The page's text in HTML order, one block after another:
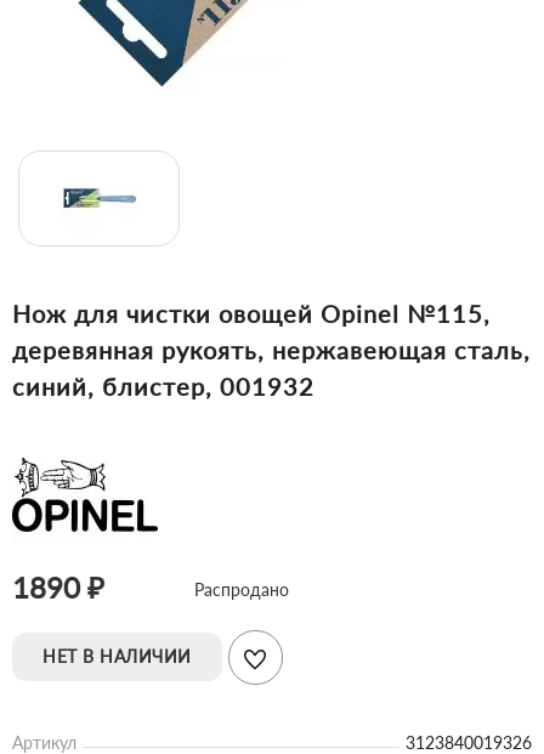
Нож для чистки овощей Opinel №115,
деревянная рукоять, нержавеющая сталь,
синий, блистер, 001932
1890 ₽ Распродано
НЕТ В НАЛИЧИИ
Артикул
3123840019326